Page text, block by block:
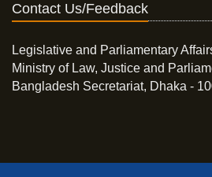
Contact Us/Feedback
Legislative and Parliamentary
Ministry of Law, Justice and
Bangladesh Secretariat, Dhaka -